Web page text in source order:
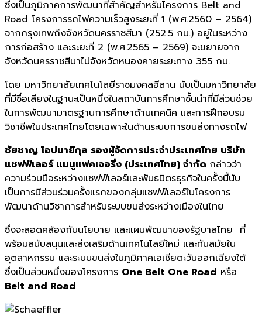
ซึ่งเป็นภูมิภาคการพัฒนาที่สำคัญสำหรับโครงการ Belt and
Road โครงการรถไฟความเร็วสูงระยะที่ 1 (พ.ศ.2560 – 2564)
จากกรุงเทพถึงจังหวัดนครราชสีมา (252.5 กม.) อยู่ในระหว่าง
การก่อสร้าง และระยะที่ 2 (พ.ศ.2565 – 2569) จะขยายจาก
จังหวัดนครราชสีมาไปจังหวัดหนองคายระยะทาง 355 กม.
โดย มหาวิทยาลัยเทคโนโลยีราชมงคลอีสาน นับเป็นมหาวิทยาลัย
ที่มีชื่อเสียงในฐานะเป็นหนึ่งในสถาบันการศึกษาชั้นนำที่มีส่วนช่วย
ในการพัฒนามาตรฐานการศึกษาด้านเทคนิค และการฝึกอบรม
วิชาชีพในประเทศไทยโดยเฉพาะในด้านระบบการขนส่งทางรถไฟ
ชัยชาญ โอปนายิกุล รองผู้จัดการประจำประเทศไทย บริษัท
แชฟฟ์เลอร์ แมนูแฟคเจอริ่ง (ประเทศไทย) จำกัด กล่าวว่า
ความร่วมมือระหว่างแชฟฟ์เลอร์และพันธมิตรธุรกิจในครั้งนี้นับ
เป็นการมีส่วนร่วมครั้งแรกของกลุ่มแชฟฟ์เลอร์ในโครงการ
พัฒนาด้านวิชาการสำหรับระบบขนส่งระหว่างเมืองในไทย
ซึ่งจะสอดคล้องกับนโยบาย และแผนพัฒนาของรัฐบาลไทย ที่
พร้อมสนับสนุนและส่งเสริมด้านเทคโนโลยีใหม่ และทันสมัยใน
อุตสาหกรรม และระบบขนส่งในภูมิภาคเอเชียตะวันออกเฉียงใต้
ซึ่งเป็นส่วนหนึ่งของโครงการ One Belt One Road หรือ
Belt and Road